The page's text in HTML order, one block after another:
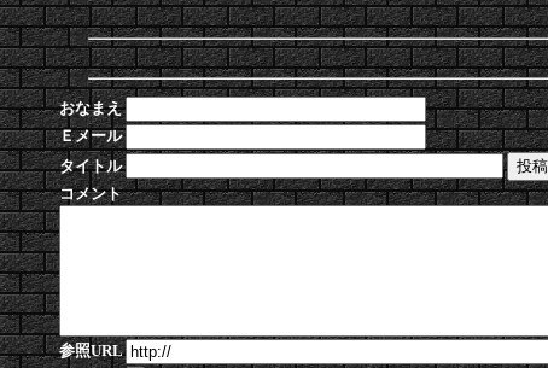
おなまえ
Ｅメール
タイトル
コメント
参照URL